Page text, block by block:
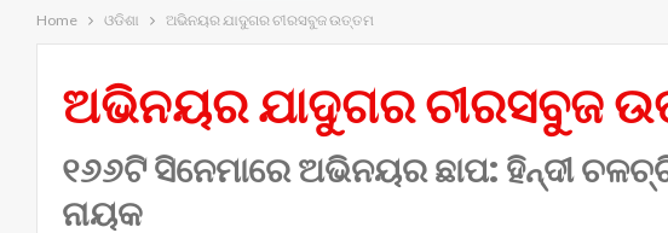
Home ଓଡିଶା ଅଭିନୟର ଯାଦୁଗର ଚୀରସବୁଜ ଉତ୍ତମ
ଅଭିନୟର ଯାଦୁଗର ଚୀରସବୁଜ
୧୬୬ଟି ସିନେମାରେ ଅଭିନୟର ଛାପ: ହିନ୍ଦୀ
ନାୟକ